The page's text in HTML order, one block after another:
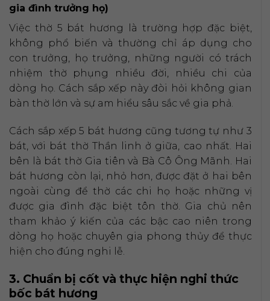
gia đình trưởng họ)
Việc thờ 5 bát hương là trường hợp đặc biệt,
không phổ biến và thường chỉ áp dụng cho
con trưởng, họ trưởng, những người có trách
nhiệm thờ phụng nhiều đời, nhiều chi của
dòng họ. Cách sắp xếp này đòi hỏi không gian
bàn thờ lớn và sự am hiểu sâu sắc về gia phả.
Cách sắp xếp 5 bát hương cũng tương tự như 3
bát, với bát thờ Thần linh ở giữa, cao nhất. Hai
bên là bát thờ Gia tiên và Bà Cô Ông Mãnh. Hai
bát hương còn lại, nhỏ hơn, được đặt ở hai bên
ngoài cùng để thờ các chi họ hoặc những vị
được gia đình đặc biệt tôn thờ. Gia chủ nên
tham khảo ý kiến của các bậc cao niên trong
dòng họ hoặc chuyên gia phong thủy để thực
hiện cho đúng nghi lễ.
3. Chuẩn bị cốt và thực hiện nghi thức
bốc bát hương